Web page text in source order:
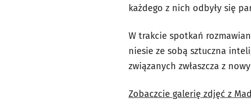
każdego z nich odbyły się
W trakcie spotkań
niesie ze sobą sztuczna
związanych zwłaszcza z
Zobaczcie galerię zdjęć z